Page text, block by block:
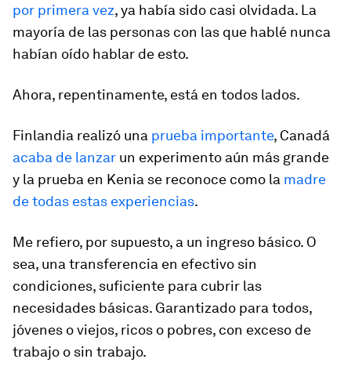
por primera vez, ya había sido casi olvidada. La
mayoría de las personas con las que hablé nunca
habían oído hablar de esto.
Ahora, repentinamente, está en todos lados.
Finlandia realizó una prueba importante, Canadá
acaba de lanzar un experimento aún más grande
y la prueba en Kenia se reconoce como la madre
de todas estas experiencias.
Me refiero, por supuesto, a un ingreso básico. O
sea, una transferencia en efectivo sin
condiciones, suficiente para cubrir las
necesidades básicas. Garantizado para todos,
jóvenes o viejos, ricos o pobres, con exceso de
trabajo o sin trabajo.